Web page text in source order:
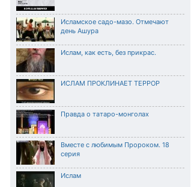
Исламское садо-мазо. Отмечают
день Ашура
Ислам, как есть, без прикрас.
ИСЛАМ ПРОКЛИНАЕТ ТЕРРОР
Правда о татаро-монголах
Вместе с любимым Пророком. 18
серия
Ислам